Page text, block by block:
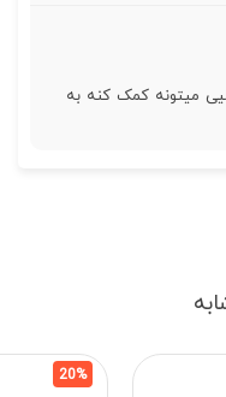
میتونه کمک کنه به
20%